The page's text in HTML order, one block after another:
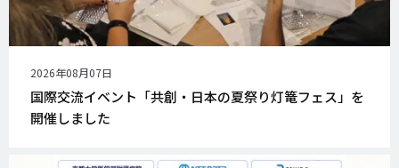
公
開
日
2026年08月07日
国際交流イベント「共創・日本の夏祭り灯篭フェス」を
開催しました